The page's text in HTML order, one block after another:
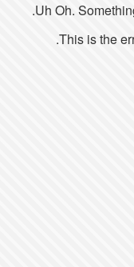
Uh Oh.
This is the